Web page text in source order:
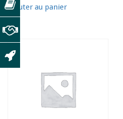
Ajouter au panier